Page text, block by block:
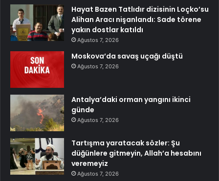
Hayat Bazen Tatlıdır dizisinin Loçko’su
Alihan Aracı nişanlandı: Sade törene
yakın dostlar katıldı
Ağustos 7, 2026
Moskova’da savaş uçağı düştü
Ağustos 7, 2026
Antalya’daki orman yangını ikinci
günde
Ağustos 7, 2026
Tartışma yaratacak sözler: Şu
düğünlere gitmeyin, Allah’a hesabını
veremeyiz
Ağustos 7, 2026